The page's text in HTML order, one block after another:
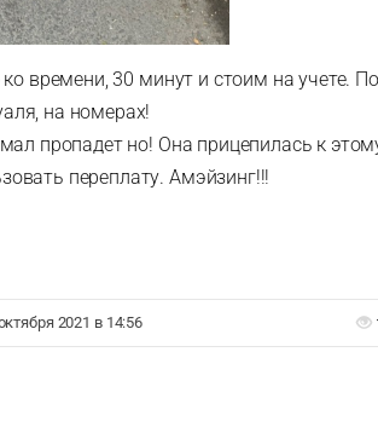
времени, 30 минут и стоим на учете.
на номерах!
пропадет но! Она прицепилась к
переплату. Амэйзинг!!!
2021 в 14:56